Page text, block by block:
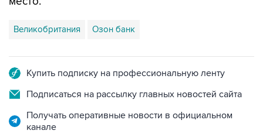
Великобритания Озон банк
Купить подписку на профессиональную ленту
Подписаться на рассылку главных новостей сайта
Получать оперативные новости в официальном
канале